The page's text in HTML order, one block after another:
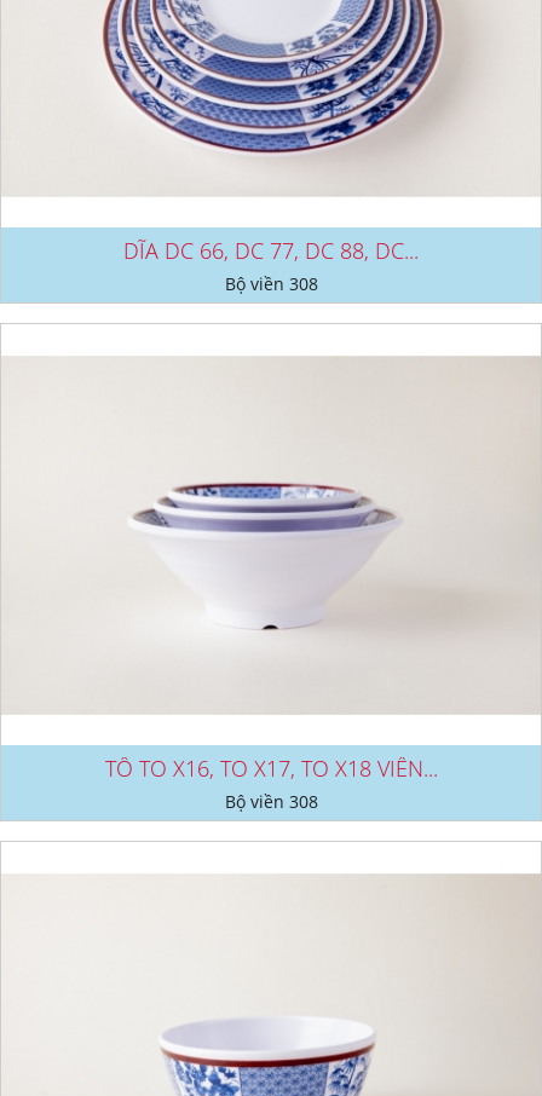
DĨA DC 66, DC 77, DC 88, DC...
Bộ viền 308
TÔ TO X16, TO X17, TO X18 VIỀN...
Bộ viền 308